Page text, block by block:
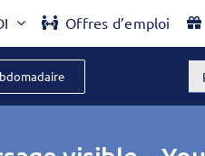
Offres d’emploi